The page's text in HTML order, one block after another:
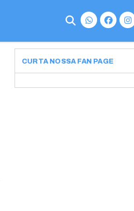
CURTA NOSSA FAN PAGE